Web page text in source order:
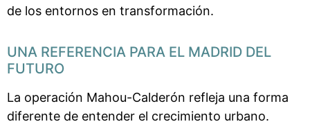
de los entornos en transformación.
UNA REFERENCIA PARA EL MADRID DEL
FUTURO
La operación Mahou-Calderón refleja una forma
diferente de entender el crecimiento urbano.